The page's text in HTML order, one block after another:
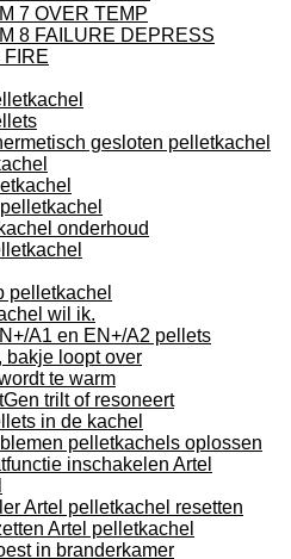
7 OVER TEMP
8 FAILURE DEPRESS
FIRE
gesloten pelletkachel
onderhoud
pelletkachel
wil ik.
A1 en EN+/A2 pellets
bakje loopt over
te warm
trilt of resoneert
in de kachel
pelletkachels oplossen
inschakelen Artel
Artel pelletkachel resetten
Artel pelletkachel
in branderkamer